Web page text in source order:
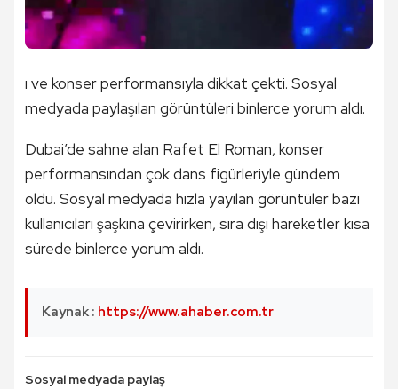
ı ve konser performansıyla dikkat çekti. Sosyal
medyada paylaşılan görüntüleri binlerce yorum aldı.
Dubai’de sahne alan Rafet El Roman, konser
performansından çok dans figürleriyle gündem
oldu. Sosyal medyada hızla yayılan görüntüler bazı
kullanıcıları şaşkına çevirirken, sıra dışı hareketler kısa
sürede binlerce yorum aldı.
Kaynak : https://www.ahaber.com.tr
Sosyal medyada paylaş